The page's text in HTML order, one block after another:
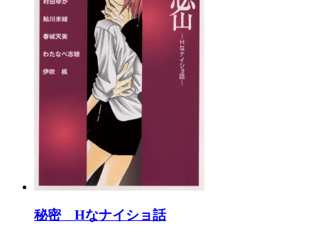
秘密 Hなナイショ話